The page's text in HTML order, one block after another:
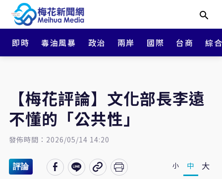
即時 毒油風暴 政治 兩岸 國際 台商 綜
【梅花評論】文化部長李遠
不懂的「公共性」
發佈時間：2026/05/14 14:20
評論 小 中 大